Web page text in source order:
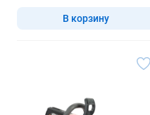
В корзину